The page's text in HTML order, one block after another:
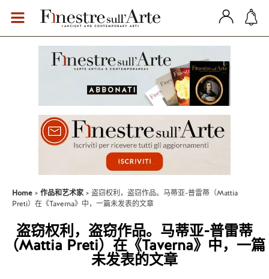
Home 作品和艺术家
盗窃权利，盗窃作品。马蒂亚-普雷蒂（Mattia
Preti）在《Taverna》中，一篇未发表的文章
盗窃权利，盗窃作品。马蒂亚-普雷蒂
（Mattia Preti）在《Taverna》中，一篇
未发表的文章